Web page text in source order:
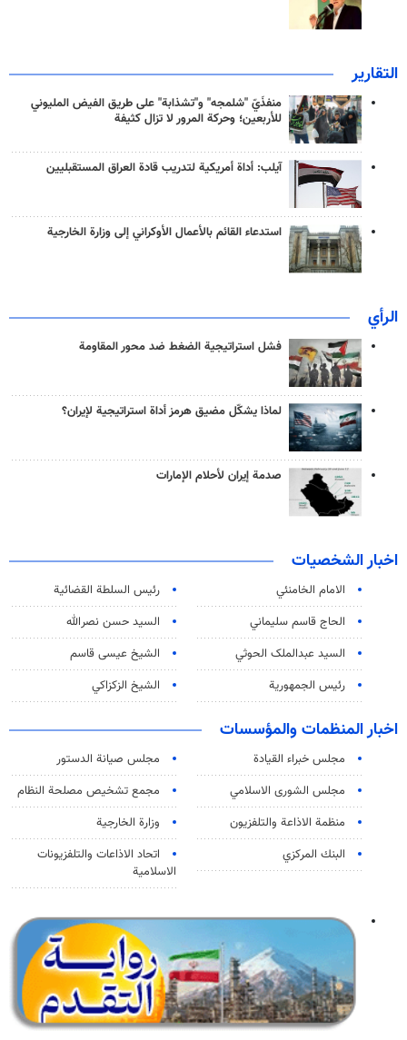
التقارير
منفذَيّ "شلمجه" و"تشذابة" على طريق الفيض المليوني
للأربعين؛ وحركة المرور لا تزال كثيفة
آيلب: أداة أمريكية لتدريب قادة العراق المستقبليين
استدعاء القائم بالأعمال الأوكراني إلى وزارة الخارجية
الرأي
فشل استراتيجية الضغط ضد محور المقاومة
لماذا يشكّل مضيق هرمز أداة استراتيجية لإيران؟
صدمة إيران لأحلام الإمارات
اخبار الشخصيات
الامام الخامنئي
رئیس السلطة القضائیة
الحاج قاسم سليماني
السيد حسن نصرالله
السید عبدالملک الحوثي
الشيخ عيسى قاسم
رئيس الجمهورية
الشيخ الزكزاكي
اخبار المنظمات والمؤسسات
مجلس خبراء القيادة
مجلس صيانة الدستور
مجلس الشورى الاسلامي
مجمع تشخيص مصلحة النظام
منظمة الاذاعة والتلفزیون
وزارة الخارجية
البنك المركزي
اتحاد الاذاعات والتلفزيونات
الاسلامية